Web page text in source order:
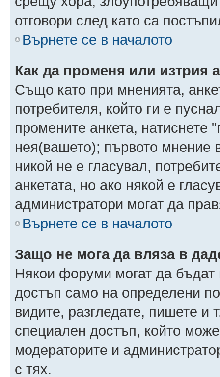
отговори след като са
Върнете се в началото
Как да променя или изтрия
Също като при мненията,
потребителя, който ги е
промените анкета, натиснете
нея(вашето); първото мнение
никой не е гласувал,
анкетата, но ако някой е
администратори могат да
Върнете се в началото
Защо не мога да вляза в
Някои форуми могат да бъдат
достъп само на определени
видите, разгледате, пишете
специален достъп, който
модераторите и
с тях.